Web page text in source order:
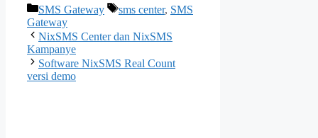
Kategori
SMS Gateway Tag
sms center, SMS
Gateway
NixSMS Center dan NixSMS
Kampanye
Software NixSMS Real Count
versi demo